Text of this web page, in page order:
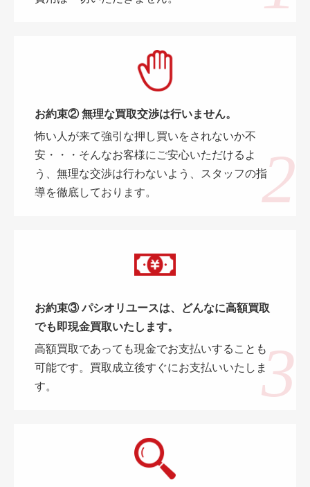
お約束② 無理な買取交渉は行いません。
怖い人が来て強引な押し買いをされないか不
安・・・そんなお客様にご安心いただけるよ
う、無理な交渉は行わないよう、スタッフの指
導を徹底しております。
お約束③ パシオリユースは、どんなに高額買取
でも即現金買取いたします。
高額買取であっても現金でお支払いすることも
可能です。買取成立後すぐにお支払いいたしま
す。